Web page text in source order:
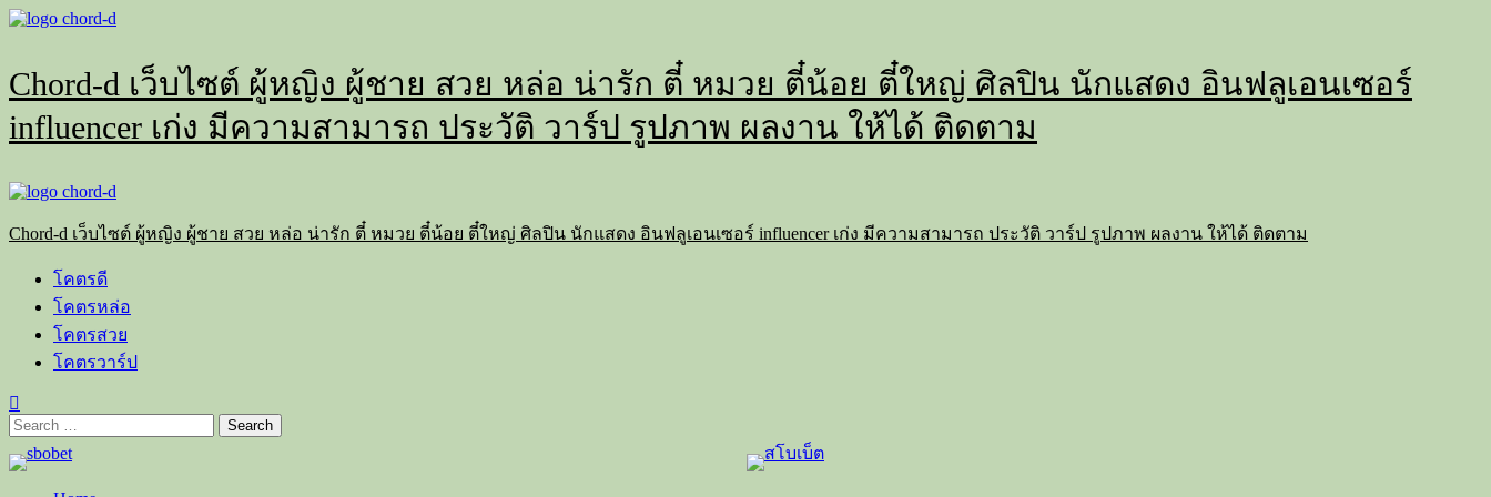
Skip
Chord-d เว็บไซต์ ผู้หญิง ผู้ชาย สวย หล่อ น่ารัก ตี๋ หมวย ตี๋น้อย ตี๋ใหญ่ ศิลปิน นักแสดง อินฟลูเอนเซอร์
influencer เก่ง มีความสามารถ ประวัติ วาร์ป รูปภาพ ผลงาน ให้ได้ ติดตาม
Primary
Chord-d เว็บไซต์ ผู้หญิง ผู้ชาย สวย หล่อ น่ารัก ตี๋ หมวย ตี๋น้อย ตี๋ใหญ่ ศิลปิน นักแสดง อินฟลูเอนเซอร์ influencer เก่ง มีความสามารถ ประวัติ วาร์ป รูปภาพ ผลงาน ให้ได้ ติดตาม
โคตรดี
โคตรหล่อ
โคตรสวย
โคตรวาร์ป
Search
for: